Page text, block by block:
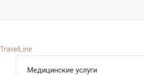
TravelLine
Медицинские услуги